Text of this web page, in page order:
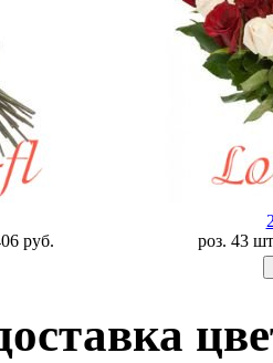
руб.
роз. 43